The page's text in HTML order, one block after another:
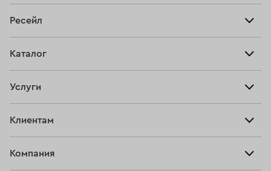
Тарифы
Ресейл
Купить
Прочие услуги
Каталог
Серьги
Услуги
Клиентам
Компания